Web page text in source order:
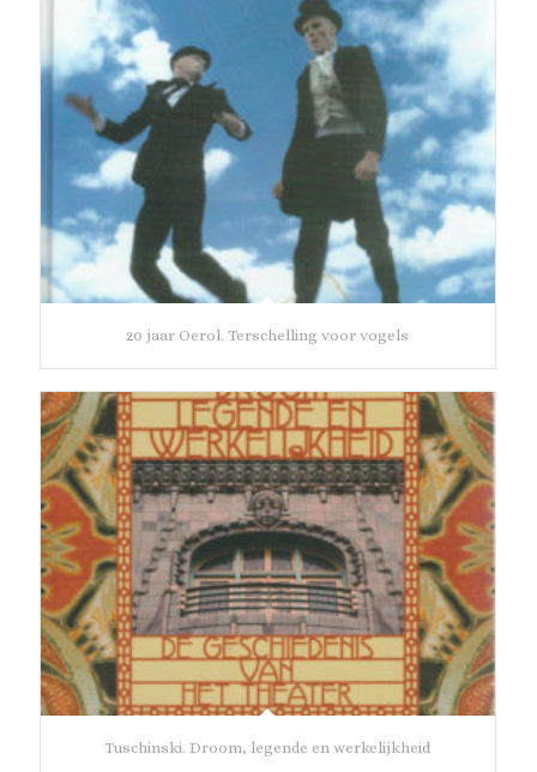
20 jaar Oerol. Terschelling voor vogels
Tuschinski. Droom, legende en werkelijkheid